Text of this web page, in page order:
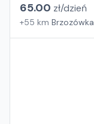
65.00 zł/dzień
+55 km Brzozówka